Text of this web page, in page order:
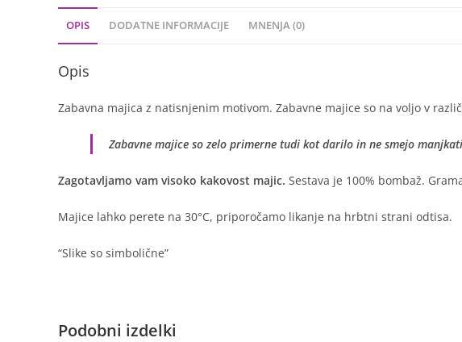
OPIS DODATNE INFORMACIJE MNENJA (0)
Opis
Zabavna majica z natisnjenim motivom. Zabavne majice so na voljo v
Zabavne majice so zelo primerne tudi kot darilo in ne smejo
Zagotavljamo vam visoko kakovost majic. Sestava je 100% bombaž.
Majice lahko perete na 30°C, priporočamo likanje na hrbtni strani odtisa.
“Slike so simbolične”
Podobni izdelki